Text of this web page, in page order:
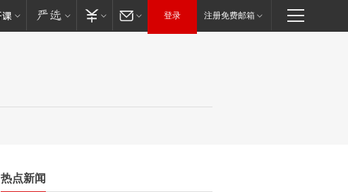
登录 注册免费邮箱
热点新闻